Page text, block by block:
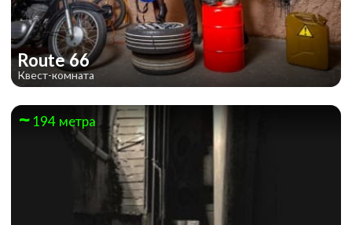
Route 66
Квест-комната
194 метра